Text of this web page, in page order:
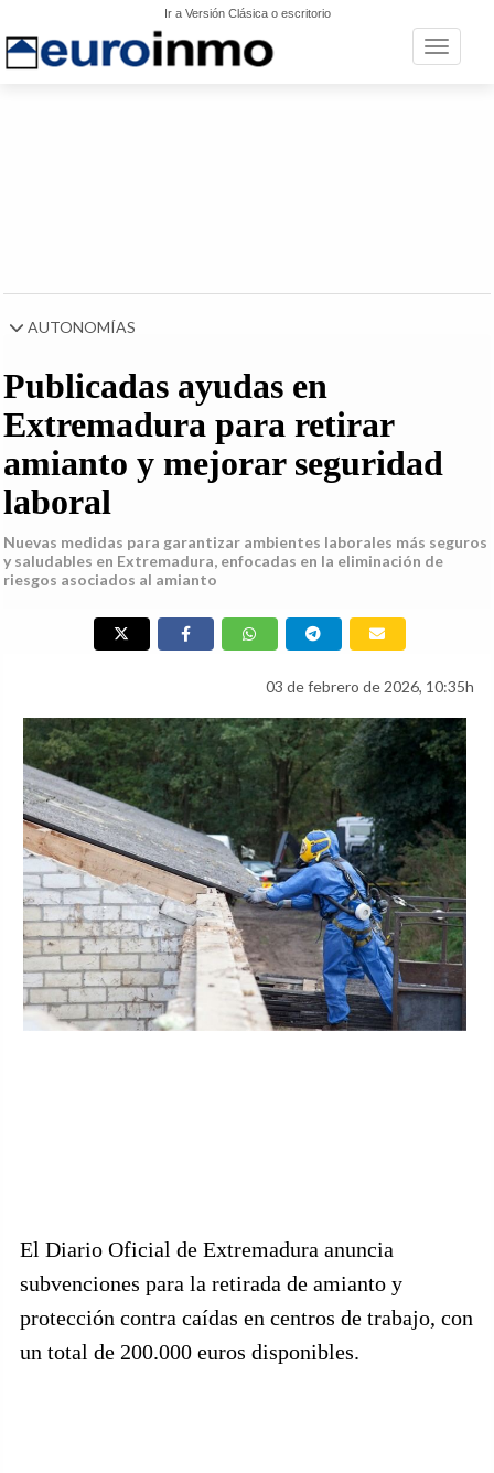
Ir a Versión Clásica o escritorio
Toggle
AUTONOMÍAS
Publicadas ayudas en
Extremadura para retirar
amianto y mejorar seguridad
laboral
Nuevas medidas para garantizar ambientes laborales más seguros
y saludables en Extremadura, enfocadas en la eliminación de
riesgos asociados al amianto
03 de febrero de 2026, 10:35h
El Diario Oficial de Extremadura anuncia
subvenciones para la retirada de amianto y
protección contra caídas en centros de trabajo, con
un total de 200.000 euros disponibles.